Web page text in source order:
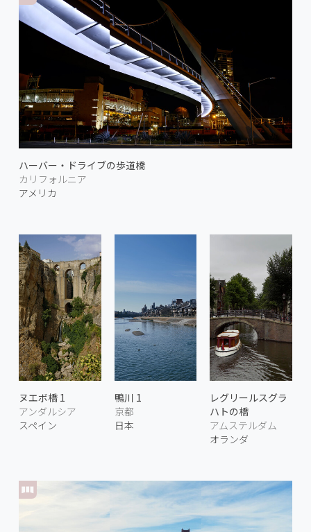
ハーバー・ドライブの歩道橋
カリフォルニア
アメリカ
ヌエボ橋 1
アンダルシア
スペイン
鴨川 1
京都
日本
レグリールスグラ
ハトの橋
アムステルダム
オランダ